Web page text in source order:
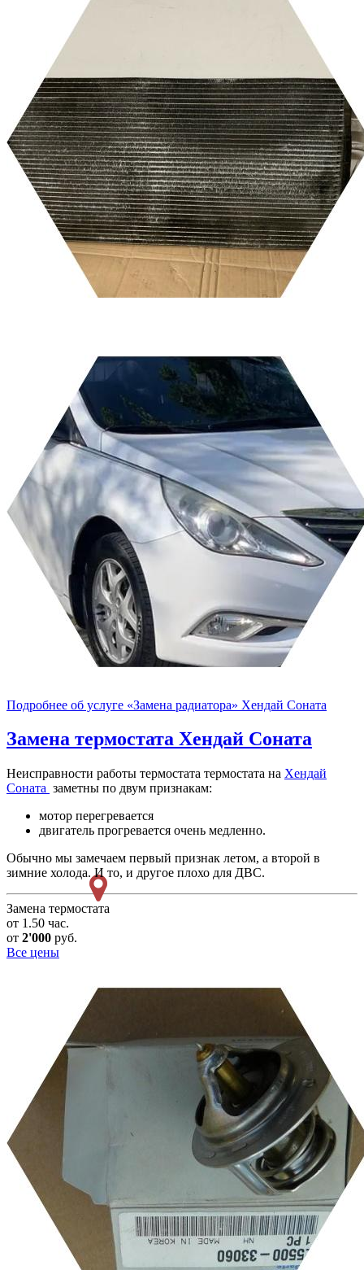
Подробнее об услуге «Замена радиатора» Хендай Соната
Замена термостата Хендай Соната
Неисправности работы термостата термостата на Хендай
Соната заметны по двум признакам:
мотор перегревается
двигатель прогревается очень медленно.
Обычно мы замечаем первый признак летом, а второй в
зимние холода. И то, и другое плохо для ДВС.
Замена термостата
от 1.50 час.
от 2'000 руб.
Все цены